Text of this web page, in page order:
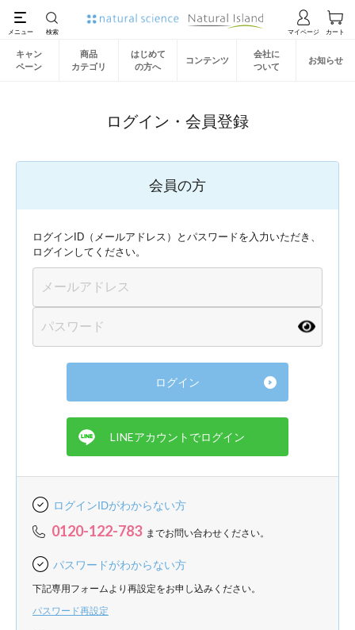
キャン
ペーン
商品
カテゴリ
はじめて
の方へ
コンテンツ
会社に
ついて
お知らせ
ログイン・会員登録
会員の方
ログインID（メールアドレス）とパスワードを入力いただき、
ログインしてください。
ログインIDがわからない方
0120-122-783 までお問い合わせください。
パスワードがわからない方
下記専用フォームより再設定をお申し込みください。
パスワード再設定